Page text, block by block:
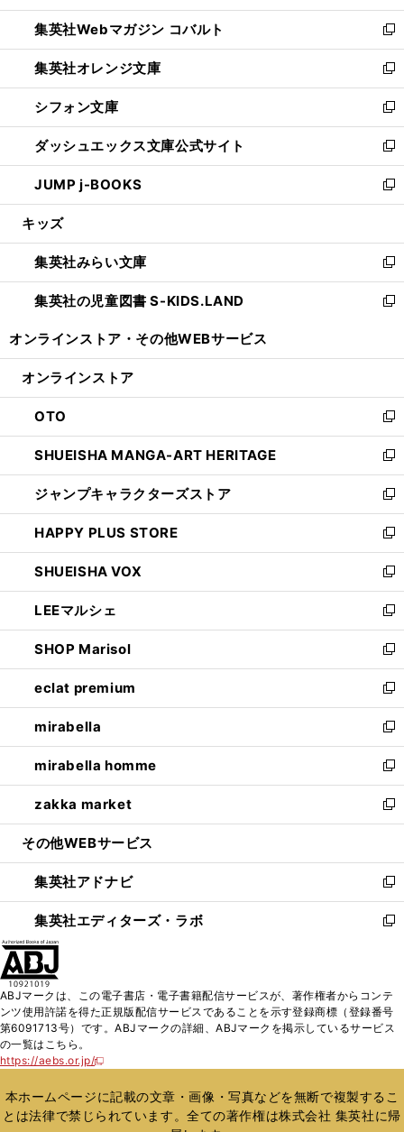
開
く
ウ
で
開
く
ン
ド
ウ
で
開
く
ウ
ィ
ン
ド
ウ
で
開
く
集英社Webマガジン コバルト
新
し
い
ウ
ィ
ン
ド
ウ
で
開
集英社オレンジ文庫
新
し
い
ウ
ィ
ン
ド
ウ
開
く
シフォン文庫
新
し
い
ウ
ィ
ン
ウ
で
開
く
ダッシュエックス文庫公式サイト
新
し
い
ウ
ン
ド
ウ
で
JUMP j-BOOKS
新
し
ウ
ィ
ン
ド
開
キッズ
集英社みらい文庫
新
し
い
ン
ウ
で
開
く
集英社の児童図書 S-KIDS.LAND
新
ウ
ン
ド
ウ
で
開
く
オンラインストア・ その他WEBサービス
オンラインストア
OTO
新
し
い
ウ
ィ
ン
ド
ウ
で
開
く
SHUEISHA MANGA-ART HERITAGE
新
し
い
ウ
ィ
ン
ド
ウ
で
開
く
ジャンプキャラクターズストア
新
し
い
ウ
ィ
ン
ド
ウ
で
開
く
HAPPY PLUS STORE
新
し
い
ウ
ィ
ン
ド
ウ
で
開
く
SHUEISHA VOX
新
し
い
ウ
ィ
ン
ド
ウ
で
開
く
LEEマルシェ
新
し
い
ウ
ィ
ン
ド
ウ
で
開
く
SHOP Marisol
新
し
い
ウ
ィ
ン
ド
ウ
で
開
eclat premium
新
し
い
ウ
ィ
ン
ド
ウ
開
く
mirabella
新
し
い
ウ
ィ
ン
ウ
で
開
く
mirabella homme
新
し
い
ウ
ン
ド
ウ
で
zakka market
新
し
ウ
ィ
ン
ド
く
その他WEBサービス
集英社アドナビ
新
し
い
ド
ウ
で
集英社エディターズ・ラボ
新
ィ
ン
ド
開
く
ABJマークは、この電子書店・電子書籍配信サービスが、著作権者からコンテ
ンツ使用許諾を得た正規版配信サービスであることを示す登録商標（登録番号
第6091713号）です。ABJマークの詳細、ABJマークを掲示しているサービス
の一覧はこちら。
https://aebs.or.jp/
新
い
ウ
ィ
本ホームページに記載の文章・画像・写真などを無断で複製するこ
とは法律で禁じられています。全ての著作権は株式会社 集英社に帰